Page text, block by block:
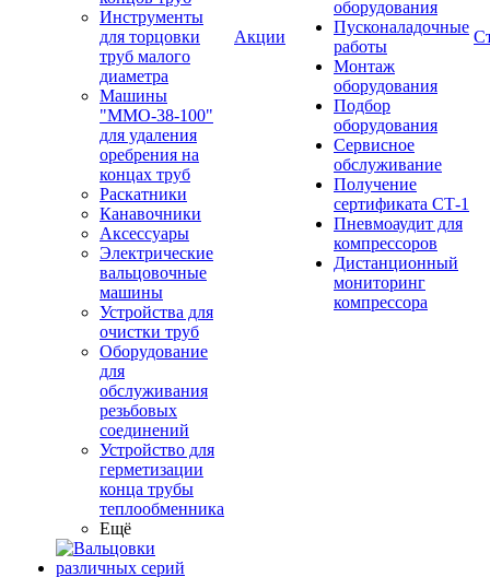
Инструменты
для торцовки
труб малого
диаметра
Машины
"ММО-38-100"
для удаления
оребрения на
концах труб
Раскатники
Канавочники
Аксессуары
Электрические
вальцовочные
машины
Устройства для
очистки труб
Оборудование
для
обслуживания
резьбовых
соединений
Устройство для
герметизации
конца трубы
теплообменника
Ещё
Акции
оборудования
Пусконаладочные
работы
Монтаж
оборудования
Подбор
оборудования
Сервисное
обслуживание
Получение
сертификата СТ-1
Пневмоаудит для
компрессоров
Дистанционный
мониторинг
компрессора